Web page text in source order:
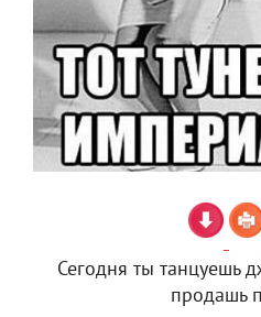
Сегодня ты танцуешь
продашь